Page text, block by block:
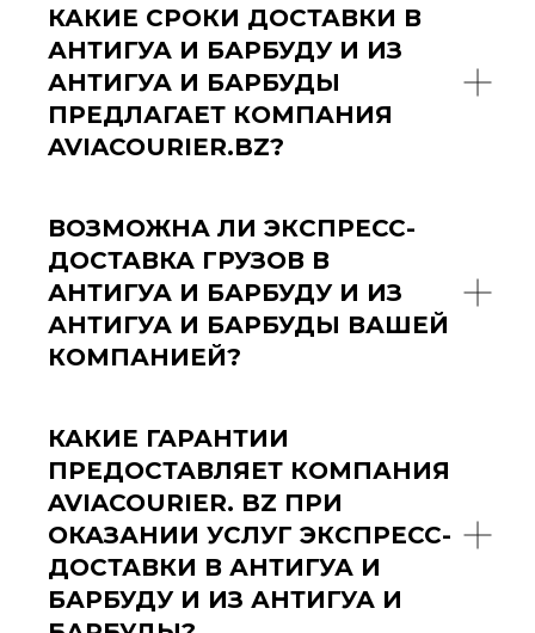
КАКИЕ СРОКИ ДОСТАВКИ В
АНТИГУА И БАРБУДУ И ИЗ
АНТИГУА И БАРБУДЫ
ПРЕДЛАГАЕТ КОМПАНИЯ
AVIACOURIER.BZ?
ВОЗМОЖНА ЛИ ЭКСПРЕСС-
ДОСТАВКА ГРУЗОВ В
АНТИГУА И БАРБУДУ И ИЗ
АНТИГУА И БАРБУДЫ ВАШЕЙ
КОМПАНИЕЙ?
КАКИЕ ГАРАНТИИ
ПРЕДОСТАВЛЯЕТ КОМПАНИЯ
AVIACOURIER. BZ ПРИ
ОКАЗАНИИ УСЛУГ ЭКСПРЕСС-
ДОСТАВКИ В АНТИГУА И
БАРБУДУ И ИЗ АНТИГУА И